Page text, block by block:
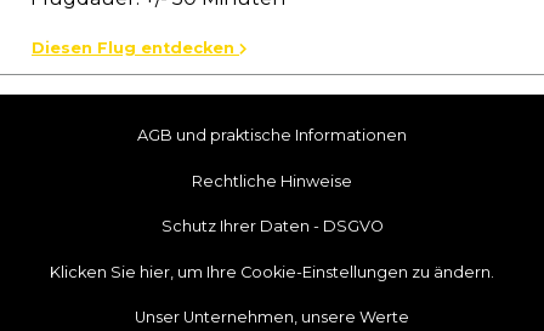
Diesen Flug entdecken
AGB und praktische Informationen
Rechtliche Hinweise
Schutz Ihrer Daten - DSGVO
Klicken Sie hier, um Ihre Cookie-Einstellungen zu ändern.
Unser Unternehmen, unsere Werte